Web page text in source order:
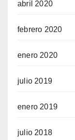
abril 2020
febrero 2020
enero 2020
julio 2019
enero 2019
julio 2018